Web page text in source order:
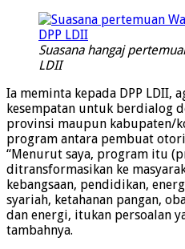
Suasana hangaj
LDII
Ia meminta kepada DPP LDII,
kesempatan untuk berdialog
provinsi maupun kabupaten/
program antara pembuat
“Menurut saya, program itu
ditransformasikan ke
kebangsaan, pendidikan,
syariah, ketahanan pangan,
dan energi, itukan persoalan
tambahnya.